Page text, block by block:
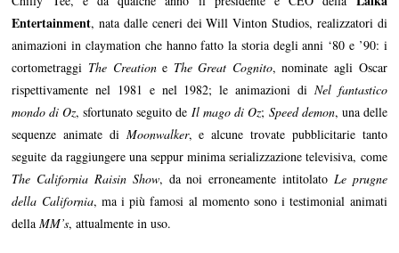
Entertainment, nata dalle ceneri dei Will Vinton Studios, realizzatori di
animazioni in claymation che hanno fatto la storia degli anni ‘80 e ’90: i
cortometraggi The Creatione The Great Cognito, nominate agli Oscar
rispettivamente nel 1981 e nel 1982; le animazioni di Nel fantastico
mondo di Oz, sfortunato seguito de Il mago di Oz; Speed demon, una delle
sequenze animate di Moonwalker, e alcune trovate pubblicitarie tanto
seguite da raggiungere una seppur minima serializzazione televisiva, come
The California Raisin Show, da noi erroneamente intitolato Le prugne
della California, ma i più famosi al momento sono i testimonial animati
dellaMM’s, attualmente in uso.